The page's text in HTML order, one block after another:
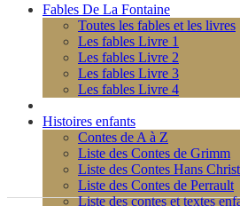
Fables De La Fontaine
Toutes les fables et les livres
Les fables Livre 1
Les fables Livre 2
Les fables Livre 3
Les fables Livre 4
Histoires enfants
Contes de A à Z
Liste des Contes de Grimm
Liste des Contes Hans
Liste des Contes de Perrault
Liste des contes et textes